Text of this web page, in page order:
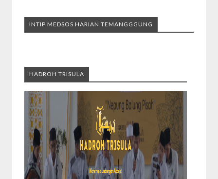
INTIP MEDSOS HARIAN TEMANGGGUNG
HADROH TRISULA